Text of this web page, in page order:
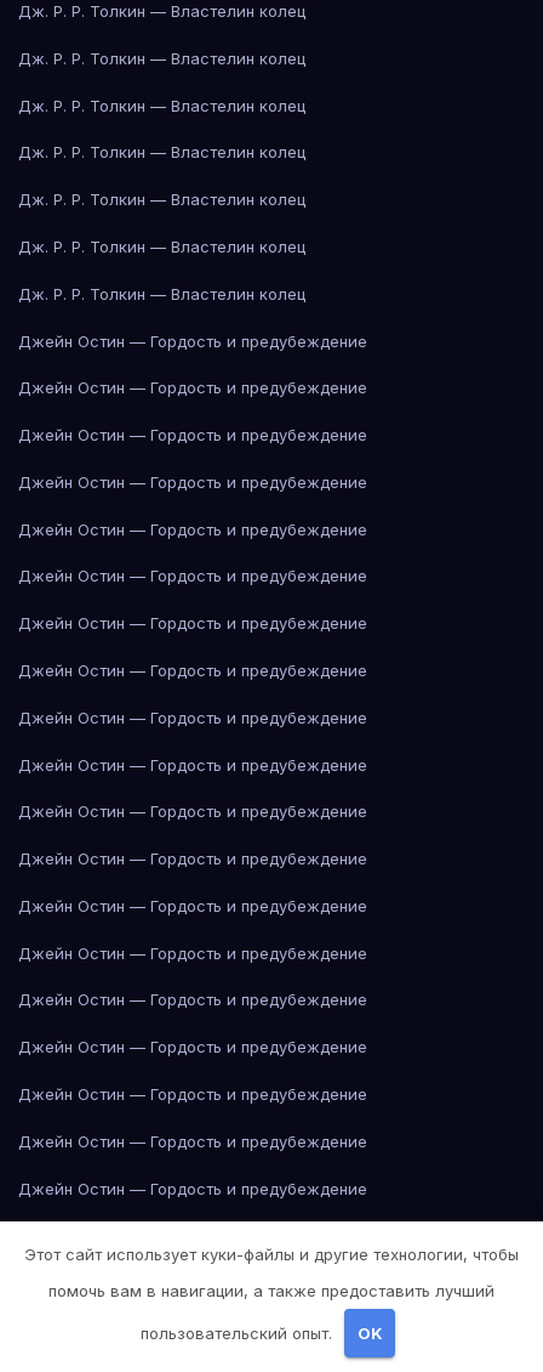
Дж. Р. Р. Толкин — Властелин колец
Дж. Р. Р. Толкин — Властелин колец
Дж. Р. Р. Толкин — Властелин колец
Дж. Р. Р. Толкин — Властелин колец
Дж. Р. Р. Толкин — Властелин колец
Дж. Р. Р. Толкин — Властелин колец
Дж. Р. Р. Толкин — Властелин колец
Джейн Остин — Гордость и предубеждение
Джейн Остин — Гордость и предубеждение
Джейн Остин — Гордость и предубеждение
Джейн Остин — Гордость и предубеждение
Джейн Остин — Гордость и предубеждение
Джейн Остин — Гордость и предубеждение
Джейн Остин — Гордость и предубеждение
Джейн Остин — Гордость и предубеждение
Джейн Остин — Гордость и предубеждение
Джейн Остин — Гордость и предубеждение
Джейн Остин — Гордость и предубеждение
Джейн Остин — Гордость и предубеждение
Джейн Остин — Гордость и предубеждение
Джейн Остин — Гордость и предубеждение
Джейн Остин — Гордость и предубеждение
Джейн Остин — Гордость и предубеждение
Джейн Остин — Гордость и предубеждение
Джейн Остин — Гордость и предубеждение
Джейн Остин — Гордость и предубеждение
Джейн Остин — Гордость и предубеждение
Этот сайт использует куки-файлы и другие технологии, чтобы
помочь вам в навигации, а также предоставить лучший
пользовательский опыт. OK